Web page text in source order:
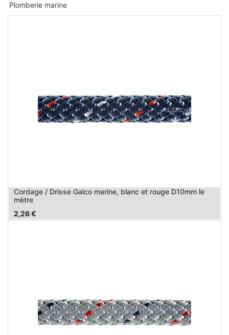
Plomberie marine
Cordage / Drisse Galco marine, blanc et rouge D10mm le
mètre
2,26€